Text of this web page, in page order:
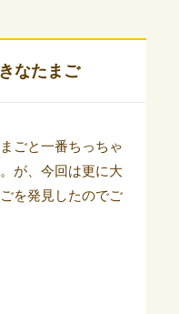
なたまご
ごと一番ちっちゃ
が、今回は更に大
を発見したのでご